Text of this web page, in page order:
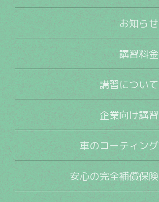
お知らせ
講習料金
講習について
企業向け講習
車のコーティング
安心の完全補償保険